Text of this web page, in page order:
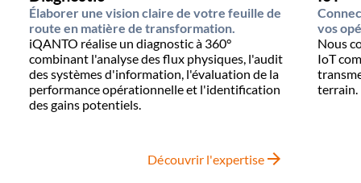
Élaborer une vision claire de votre feuille de
route en matière de transformation.
iQANTO réalise un diagnostic à 360°
combinant l'analyse des flux physiques, l'audit
des systèmes d'information, l'évaluation de la
performance opérationnelle et l'identification
des gains potentiels.
Découvrir l'expertise arrow_forward
vos
Nous
IoT
terrain.